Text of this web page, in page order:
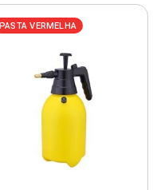
PASTA VERMELHA